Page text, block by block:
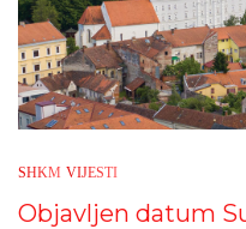
SHKM VIJESTI
Objavljen datum